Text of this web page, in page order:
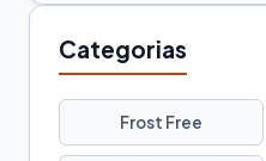
Categorias
Frost Free